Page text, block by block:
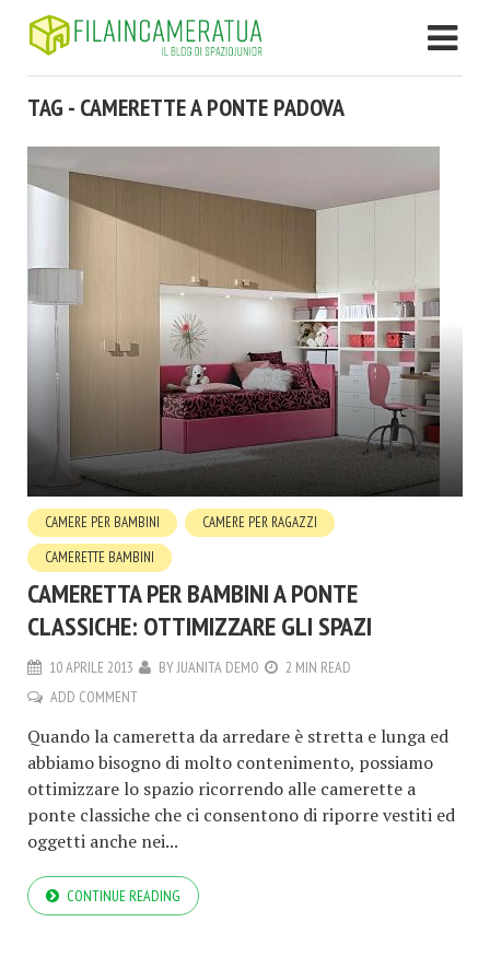
TAG - CAMERETTE A PONTE PADOVA
CAMERE PER BAMBINI
CAMERE PER RAGAZZI
CAMERETTE BAMBINI
CAMERETTA PER BAMBINI A PONTE
CLASSICHE: OTTIMIZZARE GLI SPAZI
10 APRILE 2013 BYJUANITA DEMO
2 MIN READ
ADD COMMENT
Quando la cameretta da arredare è stretta e lunga ed
abbiamo bisogno di molto contenimento, possiamo
ottimizzare lo spazio ricorrendo alle camerette a
ponte classiche che ci consentono di riporre vestiti ed
oggetti anche nei...
CONTINUE READING